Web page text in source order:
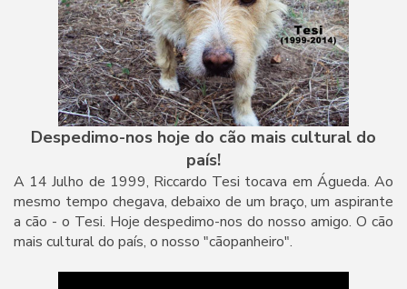
Despedimo-nos hoje do cão mais cultural do
país!
A 14 Julho de 1999, Riccardo Tesi tocava em Águeda. Ao
mesmo tempo chegava, debaixo de um braço, um aspirante
a cão - o Tesi. Hoje despedimo-nos do nosso amigo. O cão
mais cultural do país, o nosso "cãopanheiro".